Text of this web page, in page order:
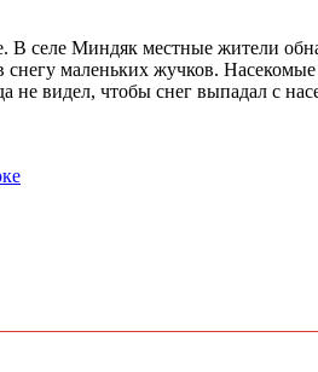
селе Миндяк местные жители
маленьких жучков.
видел, чтобы снег выпадал с